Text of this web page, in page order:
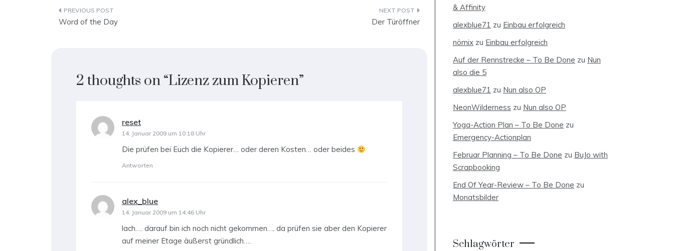
Beitragsnavigation
Word of the Day Der Türöffner
2 thoughts on “Lizenz zum Kopieren”
reset
14. Januar 2009 um 10:18 Uhr
Die prüfen bei Euch die Kopierer… oder deren Kosten… oder beides
Antworten
alex_blue
14. Januar 2009 um 14:46 Uhr
lach…. darauf bin ich noch nicht gekommen…. da prüfen sie aber den Kopierer
auf meiner Etage äußerst gründlich….
& Affinity
alexblue71 zu Einbau erfolgreich
nömix zu Einbau erfolgreich
Auf der Rennstrecke – To Be Done zu Nun
also die 5
alexblue71 zu Nun also OP
NeonWilderness zu Nun also OP
Yoga-Action Plan – To Be Done zu
Emergency-Actionplan
Februar Planning – To Be Done zu BuJo with
Scrapbooking
End Of Year-Review – To Be Done zu
Monatsbilder
Schlagwörter